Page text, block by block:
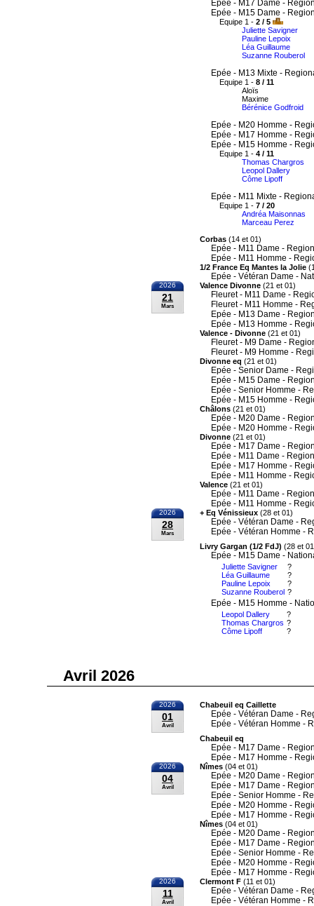
Epée - M17 Dame -
Epée - M15 Dame -
Equipe 1 - 2 / 5
Juliette Savigner
Pauline Lepoix
Léa Guillaume
Suzanne Rouberol
Epée - M13 Mixte -
Equipe 1 - 8 / 11
Aloïs
Maxime
Bérénice Godfroid
Epée - M20 Homme -
Epée - M17 Homme -
Epée - M15 Homme -
Equipe 1 - 4 / 11
Thomas Chargros
Leopol Dallery
Côme Lipoff
Epée - M11 Mixte -
Equipe 1 - 7 / 20
Andréa Maisonnas
Marceau Perez
Corbas (14 et 01)
Epée - M11 Dame -
Epée - M11 Homme -
1/2 France Eq Mantes la Jolie
Epée - Vétéran Dame -
2026
21
Mars
Valence Divonne (21 et 01)
Fleuret - M11 Dame -
Fleuret - M11 Homme -
Epée - M13 Dame -
Epée - M13 Homme -
Valence - Divonne (21 et 01)
Fleuret - M9 Dame -
Fleuret - M9 Homme -
Divonne eq (21 et 01)
Epée - Senior Dame -
Epée - M15 Dame -
Epée - Senior Homme -
Epée - M15 Homme -
Châlons (21 et 01)
Epée - M20 Dame -
Epée - M20 Homme -
Divonne (21 et 01)
Epée - M17 Dame -
Epée - M11 Dame -
Epée - M17 Homme -
Epée - M11 Homme -
Valence (21 et 01)
Epée - M11 Dame -
Epée - M11 Homme -
2026
28
Mars
+ Eq Vénissieux (28 et 01)
Epée - Vétéran Dame -
Epée - Vétéran Homme -
Livry Gargan (1/2 FdJ) (28 et
Epée - M15 Dame -
Juliette Savigner
Léa Guillaume
Pauline Lepoix
Suzanne Rouberol
?
?
?
?
Epée - M15 Homme -
Leopol Dallery
Thomas Chargros
Côme Lipoff
?
?
?
Avril 2026
2026
01
Avril
Chabeuil eq Caillette
Epée - Vétéran Dame -
Epée - Vétéran Homme -
Chabeuil eq
Epée - M17 Dame -
Epée - M17 Homme -
2026
04
Avril
Nîmes (04 et 01)
Epée - M20 Dame -
Epée - M17 Dame -
Epée - Senior Homme -
Epée - M20 Homme -
Epée - M17 Homme -
Nîmes (04 et 01)
Epée - M20 Dame -
Epée - M17 Dame -
Epée - Senior Homme -
Epée - M20 Homme -
Epée - M17 Homme -
2026
11
Avril
Clermont F (11 et 01)
Epée - Vétéran Dame -
Epée - Vétéran Homme -